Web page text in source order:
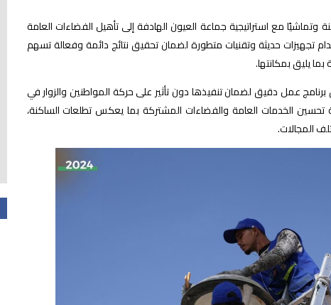
وتماشيًا مع استراتيجية جماعة العيون الهادفة إلى تأهيل الفضاءات العامة
تجهيزات حديثة وتقنيات متطورة لضمان تحقيق نتائج دائمة وفعالة تسهم
يليق بمكانتها.
عمل دقيق لضمان تنفيذها دون تأثير على حركة المواطنين والزوار في
الخدمات العامة والفضاءات المشتركة بما يعكس تطلعات الساكنة،
المجالات.